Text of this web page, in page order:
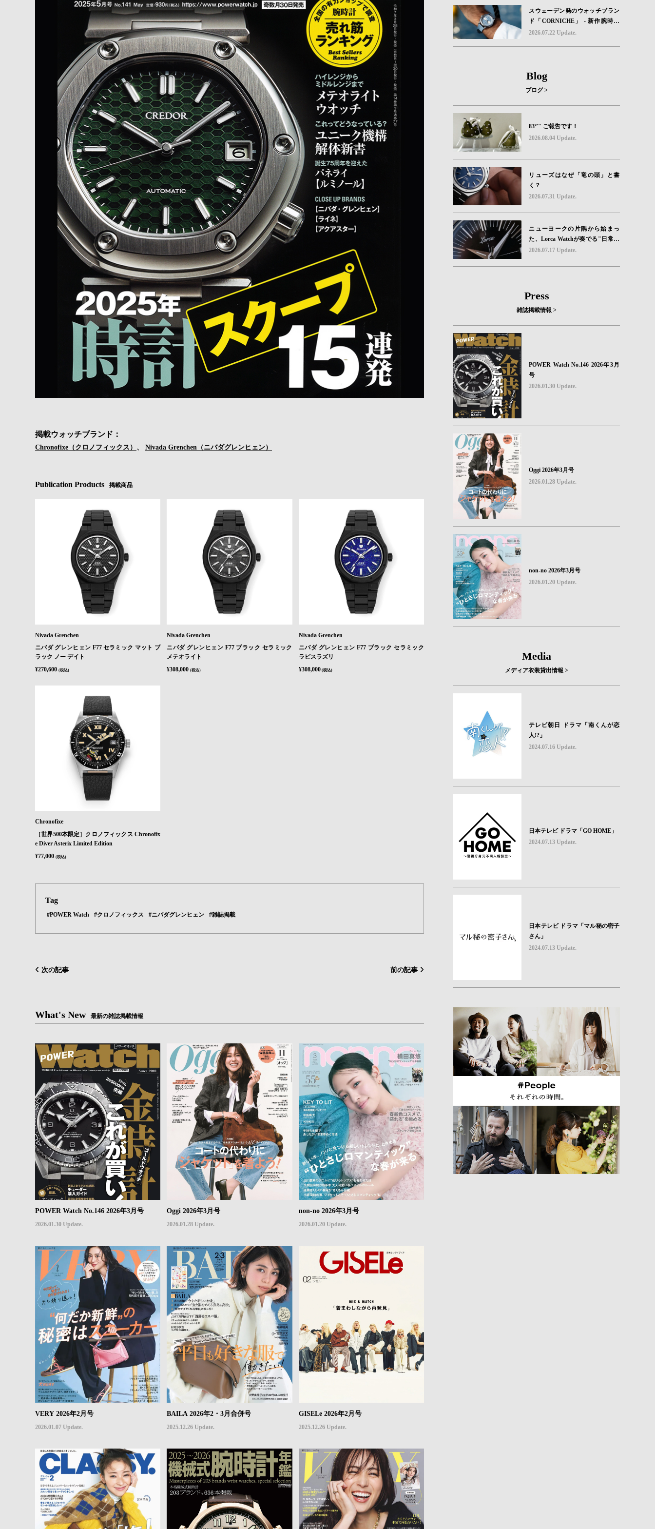
掲載ウォッチブランド：
Chronofixe（クロノフィックス） 、 Nivada Grenchen（ニバダグレンヒェン）
Publication Products 掲載商品
Nivada Grenchen
ニバダ グレンヒェン F77 セラミック マット ブ
ラック ノー デイト
¥270,600 (税込)
Nivada Grenchen
ニバダ グレンヒェン F77 ブラック セラミック
メテオライト
¥308,000 (税込)
Nivada Grenchen
ニバダ グレンヒェン F77 ブラック セラミック
ラピスラズリ
¥308,000 (税込)
Chronofixe
［世界500本限定］クロノフィックス Chronofix
e Diver Asterix Limited Edition
¥77,000 (税込)
Tag
#POWER Watch #クロノフィックス #ニバダグレンヒェン #雑誌掲載
次の記事 前の記事
What's New 最新の雑誌掲載情報
POWER Watch No.146 2026年3月号
2026.01.30 Update.
Oggi 2026年3月号
2026.01.28 Update.
non-no 2026年3月号
2026.01.20 Update.
VERY 2026年2月号
2026.01.07 Update.
BAILA 2026年2・3月合併号
2025.12.26 Update.
GISELe 2026年2月号
2025.12.26 Update.
スウェーデン発のウォッチブラン
ド「CORNICHE」 - 新作腕時計
地中海の夏を映す、爽やかなブル
2026.07.22 Update.
Blog
ブログ >
83º'" ご報告です！
2026.08.04 Update.
リューズはなぜ「竜の頭」と書
く？
2026.07.31 Update.
ニューヨークの片隅から始まっ
た、Lorca Watchが奏でる"日常の
ロマン"｜Brand Picks #08
2026.07.17 Update.
Press
雑誌掲載情報 >
POWER Watch No.146 2026年3月
号
2026.01.30 Update.
Oggi 2026年3月号
2026.01.28 Update.
non-no 2026年3月号
2026.01.20 Update.
Media
メディア衣装貸出情報 >
テレビ朝日 ドラマ「南くんが恋
人!?」
2024.07.16 Update.
日本テレビ ドラマ「GO HOME」
2024.07.13 Update.
日本テレビ ドラマ「マル秘の密子
さん」
2024.07.13 Update.